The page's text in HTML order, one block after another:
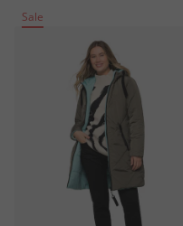
Sale